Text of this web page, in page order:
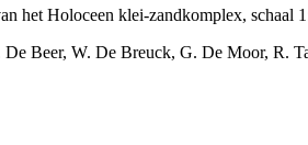
het Holoceen klei-zandkomplex, schaal
Beer, W. De Breuck, G. De Moor, R.